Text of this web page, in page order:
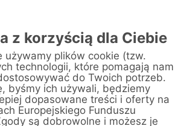
klienta/Centrum Likwidacji Szkód
Sp. z o.o. Sp.k. (ul. Krasnobrodzka)
z korzyścią dla Ciebie
używamy plików cookie (tzw.
technologii, które pomagają nam
do Twoich potrzeb.
byśmy ich używali, będziemy
dopasowane treści i oferty na
Europejskiego Funduszu
są dobrowolne i możesz je